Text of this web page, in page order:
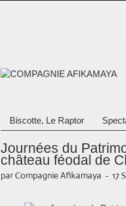
Biscotte, Le Raptor
Journées du
château féodal de
par Compagnie Afikamaya - 17